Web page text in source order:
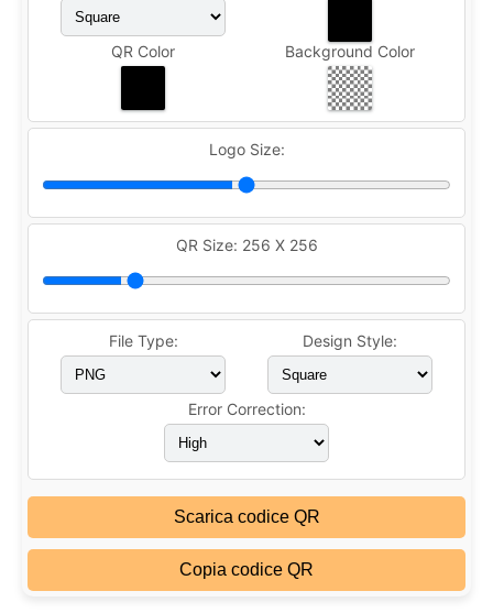
QR Color Background Color
Logo Size:
QR Size: 256 X 256
File Type: Design Style:
Error Correction:
Scarica codice QR
Copia codice QR